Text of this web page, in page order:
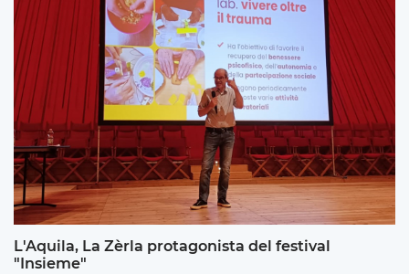
L'Aquila, La Zèrla protagonista del festival
"Insieme"